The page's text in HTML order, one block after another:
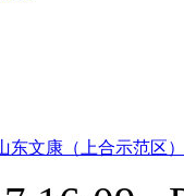
东文康（上合示范区